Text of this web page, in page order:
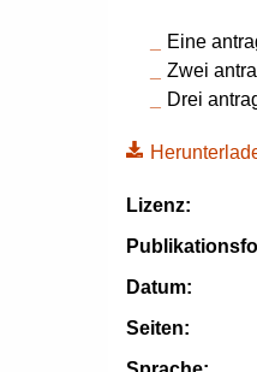
Eine
Zwei
Drei
Lizenz:
Datum:
Seiten: